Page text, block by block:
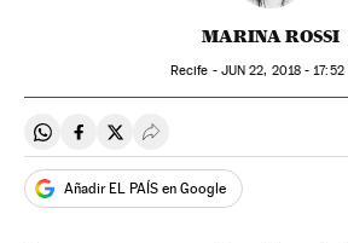
MARINA ROSSI
Recife - JUN 22, 2018 - 17:52
Compartir en Whatsapp
Compartir en Facebook
Compartir en Twitter
Desplegar Redes
Añadir EL PAÍS en Google